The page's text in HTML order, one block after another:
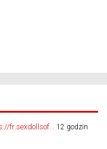
fr.sexdollsof...
12 godzin